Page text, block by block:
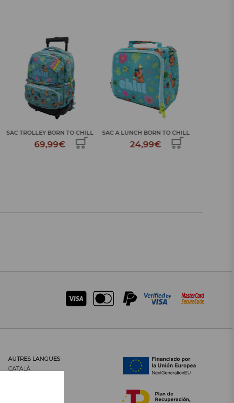
SAC A LUNCH BORN TO CHILL
24,99€
SAC A DOS SCOLAIRE
DOUBLE...
52,99€
AUTRES LANGUES
CATALÀ